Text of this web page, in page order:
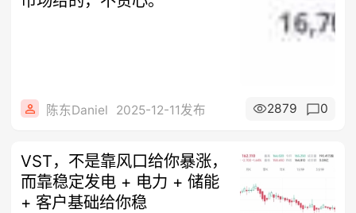
陈东Daniel 2025-12-11发布 2879 0
VST，不是靠风口给你暴涨，
而靠稳定发电 + 电力 + 储能
+ 客户基础给你稳